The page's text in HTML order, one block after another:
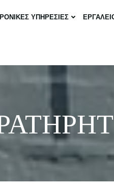
ΥΠΗΡΕΣΙΕΣ